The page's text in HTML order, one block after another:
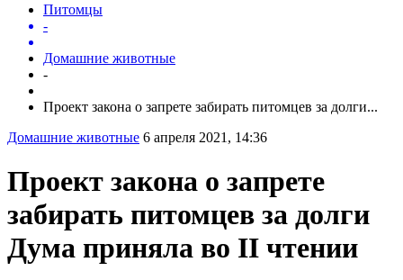
Питомцы
-
Домашние животные
-
Проект закона о запрете забирать питомцев за долги...
Домашние животные 6 апреля 2021, 14:36
Проект закона о запрете
забирать питомцев за долги
Дума приняла во II чтении